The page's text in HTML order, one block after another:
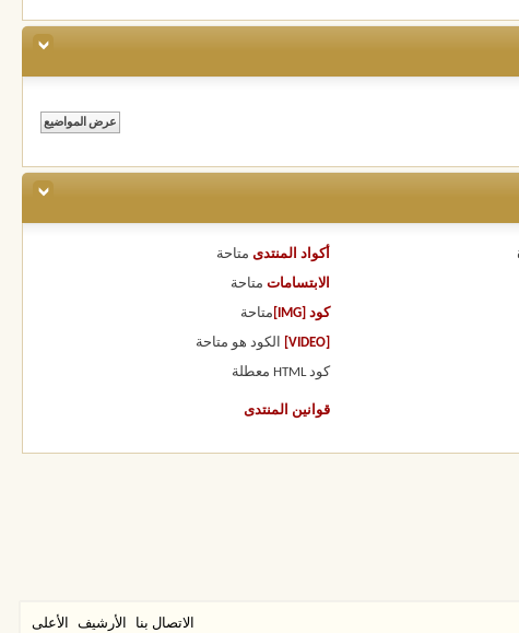
أكواد المنتدى متاحة
الابتسامات متاحة
كود [IMG] متاحة
الكود هو متاحة
كود HTML معطلة
قوانين المنتدى
الاتصال بنا الأرشيف الأعلى